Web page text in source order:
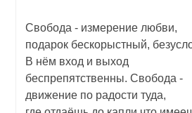
Свобода - измерение любви,
подарок бескорыстный,
В нём вход и выход
беспрепятственны. Свобода -
движение по радости туда,